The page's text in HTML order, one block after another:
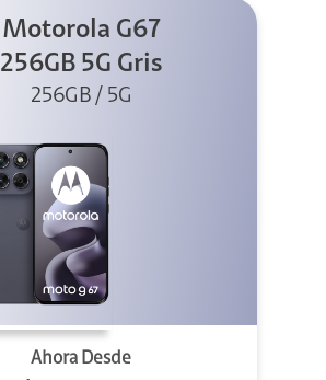
Motorola G67
256GB 5G Gris
256GB / 5G
Ahora Desde